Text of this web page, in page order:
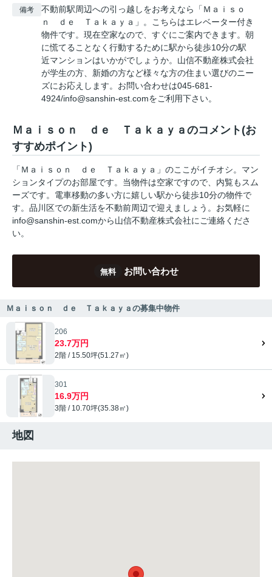
備考
不動前駅周辺への引っ越しをお考えなら「Ｍａｉｓｏ
ｎ ｄｅ Ｔａｋａｙａ」。こちらはエレベーター付き
物件です。現在空家なので、すぐにご案内できます。朝
に慌てることなく行動するために駅から徒歩10分の駅
近マンションはいかがでしょうか。山信不動産株式会社
が学生の方、新婚の方など様々な方の住まい選びのニー
ズにお応えします。お問い合わせは045-681-
4924/info@sanshin-est.comをご利用下さい。
Ｍａｉｓｏｎ ｄｅ Ｔａｋａｙａのコメント(お
すすめポイント)
「Ｍａｉｓｏｎ ｄｅ Ｔａｋａｙａ」のここがイチオシ。マン
ションタイプのお部屋です。当物件は空家ですので、内覧もスム
ーズです。電車移動の多い方に嬉しい駅から徒歩10分の物件で
す。品川区での新生活を不動前周辺で迎えましょう。お気軽に
info@sanshin-est.comから山信不動産株式会社にご連絡くださ
い。
無料 お問い合わせ
Ｍａｉｓｏｎ ｄｅ Ｔａｋａｙａの募集中物件
206
23.7万円
2階 / 15.50坪(51.27㎡)
301
16.9万円
3階 / 10.70坪(35.38㎡)
地図